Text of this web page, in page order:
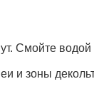
Смойте
и зоны